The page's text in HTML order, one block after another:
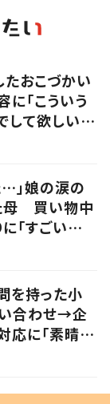
おこづかい
「こういう
て欲しい」
…」娘の涙の
母 買い物中
「すごい分
を持った小
合わせ→企
応に「素晴ら